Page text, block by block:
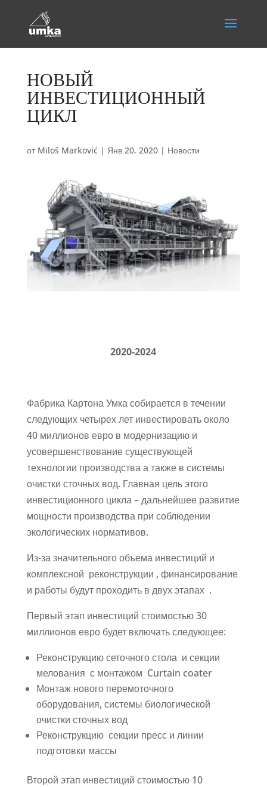
НОВЫЙ
ИНВЕСТИЦИОННЫЙ
ЦИКЛ
от Miloš Marković| Янв 20, 2020| Новости
2020-2024
Фабрика Картона Умка собирается в течении
следующих четырех лет инвестировать около
40 миллионов евро в модернизацию и
усовершенствование существующей
технологии производства а также в системы
очистки сточных вод. Главная цель этого
инвестиционного цикла – дальнейшее развитие
мощности производства при соблюдении
экологических нормативов.
Из-за значительного объема инвестиций и
комплексной реконструкции , финансирование
и работы будут проходить в двух этапах .
Первый этап инвестиций стоимостью 30
миллионов евро будет включать следующее:
Реконструкцию сеточного стола и секции
мелования с монтажом Curtain coater
Монтаж нового перемоточного
оборудования, системы биологической
очистки сточных вод
Реконструкцию секции пресс и линии
подготовки массы
Второй этап инвестиций стоимостью 10